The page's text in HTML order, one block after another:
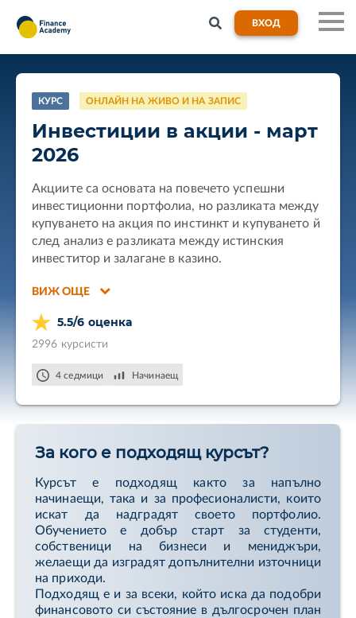
ВХОД
КУРС ОНЛАЙН НА ЖИВО И НА ЗАПИС
Инвестиции в акции - март
2026
Акциите са основата на повечето успешни
инвестиционни портфолиа, но разликата между
купуването на акция по инстинкт и купуването й
след анализ е разликата между истинския
инвеститор и залагане в казино.
Курсът "Инвестиции в акции" е структуриран
инвестиране в реални публични бизнеси. За
четири седмици ще разберете как да четете
оценявате дали дадена акция е подценена или
надценена, и как да изградите балансиран
портфейл от акции, съобразен с вашите цели и
Ще изучите три основни метода за анализ,
съотношенията, модела на дисконтираните
дивиденти и DCF. Ще научите как да
класифицирате акции по сектори. Ще изградите
ясен план как да се възползвате от доходността,
която дивидентите носят в инвестиционното ви
портфолио.
ВИЖ ОЩЕ
5.5/6 оценка
2996 курсисти
4 седмици Начинаещ
За кого е подходящ курсът?
Курсът е подходящ както за напълно
начинаещи, така и за професионалисти, които
искат да надградят своето портфолио.
Обучението е добър старт за студенти,
собственици на бизнеси и мениджъри,
желаещи да изградят допълнителни източници
на приходи.
Подходящ е и за всеки, който иска да подобри
финансовото си състояние в дългосрочен план